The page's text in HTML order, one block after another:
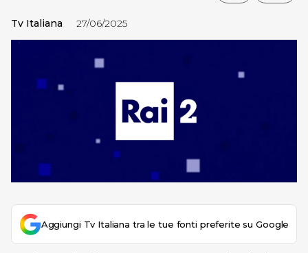
Tv Italiana 27/06/2025
Aggiungi Tv Italiana tra le tue fonti preferite su Google